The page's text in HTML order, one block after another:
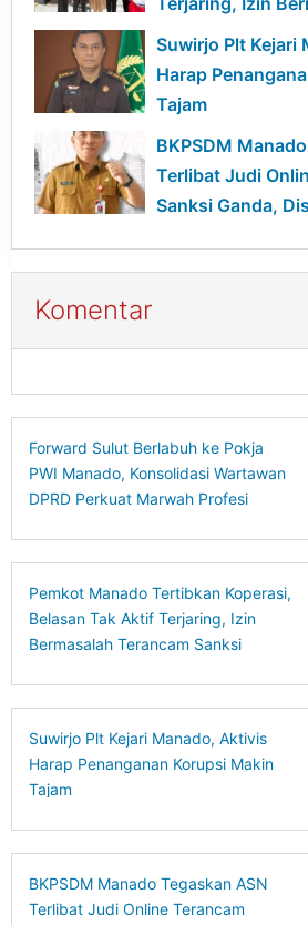
Terancam Sanksi
Suwirjo Plt Kejari
Harap
Tajam
BKPSDM
Terlibat Judi
Sanksi Ganda,
Komentar
Forward Sulut Berlabuh ke Pokja
PWI Manado, Konsolidasi Wartawan
DPRD Perkuat Marwah Profesi
Pemkot Manado Tertibkan Koperasi,
Belasan Tak Aktif Terjaring, Izin
Bermasalah Terancam Sanksi
Suwirjo Plt Kejari Manado, Aktivis
Harap Penanganan Korupsi Makin
Tajam
BKPSDM Manado Tegaskan ASN
Terlibat Judi Online Terancam